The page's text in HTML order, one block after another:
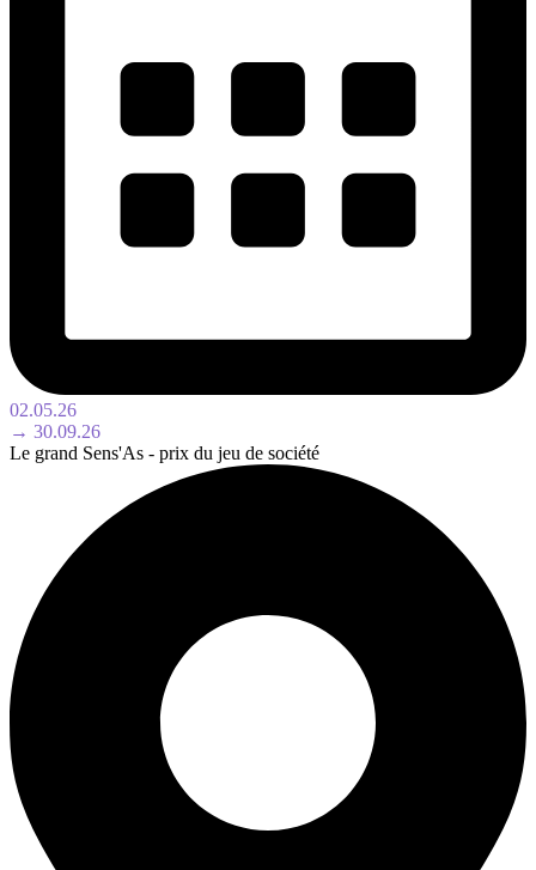
02.05.26
→ 30.09.26
Le grand Sens'As - prix du jeu de société